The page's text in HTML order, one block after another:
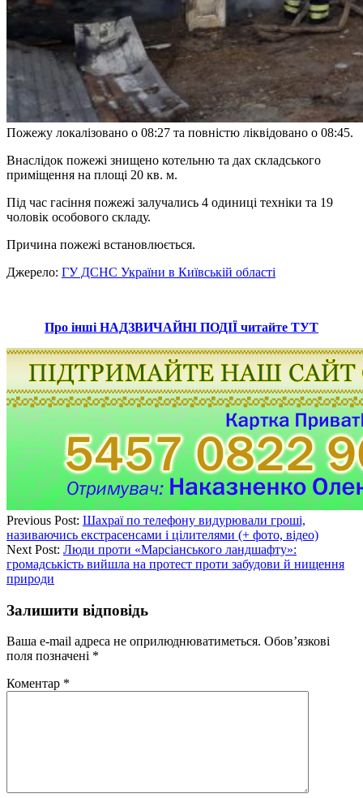
Пожежу локалізовано о 08:27 та повністю ліквідовано о 08:45.
Внаслідок пожежі знищено котельню та дах складського
приміщення на площі 20 кв. м.
Під час гасіння пожежі залучались 4 одиниці техніки та 19
чоловік особового складу.
Причина пожежі встановлюється.
Джерело: ГУ ДСНС України в Київській області
Про інші НАДЗВИЧАЙНІ ПОДІЇ читайте ТУТ
Previous Post: Шахраї по телефону видурювали гроші,
називаючись екстрасенсами і цілителями (+ фото, відео)
Next Post: Люди проти «Марсіанського ландшафту»:
громадськість вийшла на протест проти забудови й нищення
природи
Залишити відповідь
Ваша e-mail адреса не оприлюднюватиметься. Обов’язкові
поля позначені *
Коментар *